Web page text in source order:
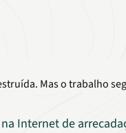
Mas o trabalho
Internet de